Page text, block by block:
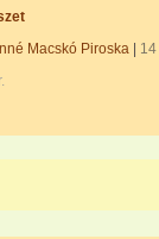
Macskó Piroska